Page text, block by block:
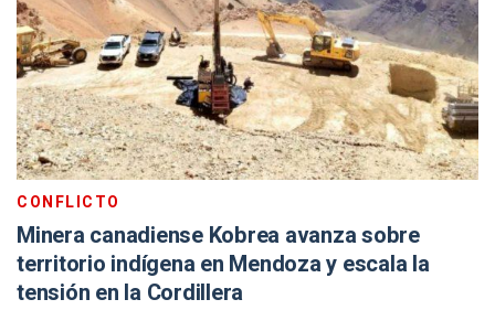
CONFLICTO
Minera canadiense Kobrea avanza sobre
territorio indígena en Mendoza y escala la
tensión en la Cordillera